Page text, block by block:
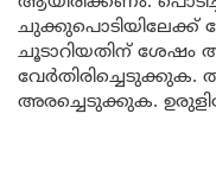
ചുക്കുപൊടിയിലേക്ക്
ചൂടാറിയതിന് ശേഷം
വേർതിരിച്ചെടുക്കുക.
അരച്ചെടുക്കുക.